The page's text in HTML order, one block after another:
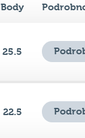
Body
25.5
22.5